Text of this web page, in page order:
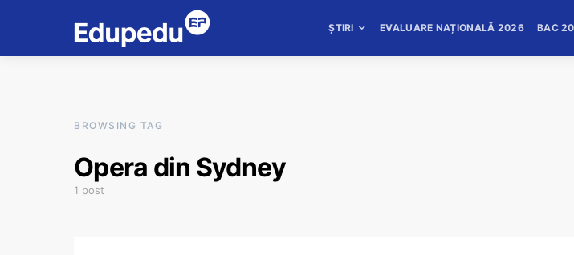
ȘTIRI EVALUARE NAȚIONALĂ 2026 BAC
BROWSING TAG
Opera din Sydney
1 post